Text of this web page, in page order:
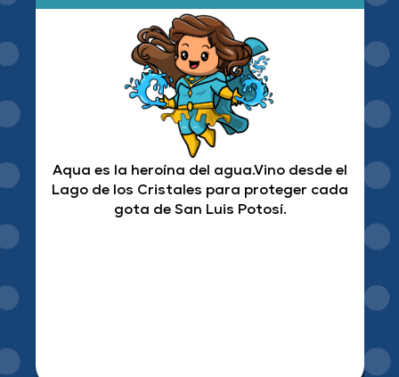
Aqua es la heroína del agua.Vino desde el
Lago de los Cristales para proteger cada
gota de San Luis Potosí.